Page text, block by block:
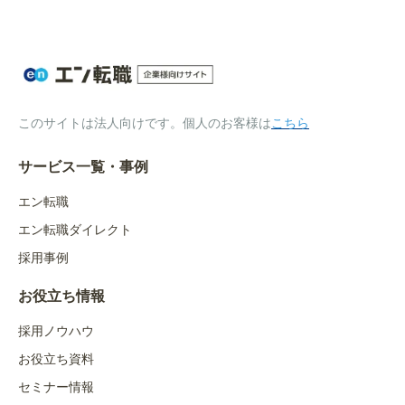
このサイトは法人向けです。個人のお客様はこちら
サービス一覧・事例
エン転職
エン転職ダイレクト
採用事例
お役立ち情報
採用ノウハウ
お役立ち資料
セミナー情報